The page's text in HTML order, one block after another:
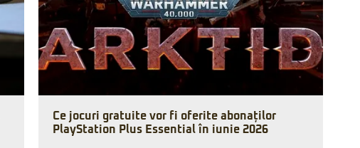
Ce jocuri gratuite vor fi oferite abonaților
PlayStation Plus Essential în iunie 2026